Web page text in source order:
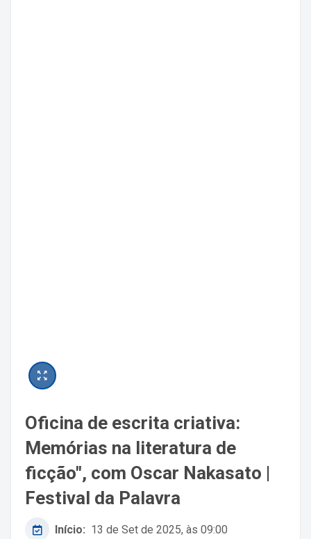
Oficina de escrita criativa:
Memórias na literatura de
ficção", com Oscar Nakasato |
Festival da Palavra
Início: 13 de Set de 2025, às 09:00